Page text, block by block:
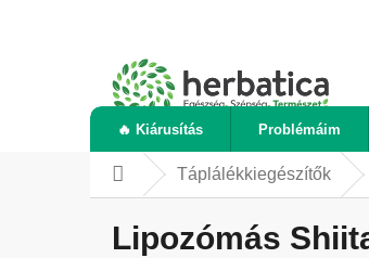
🔥 Kiárusítás Problémáim
KezdőlapTáplálékkiegészítők
Lipozómás